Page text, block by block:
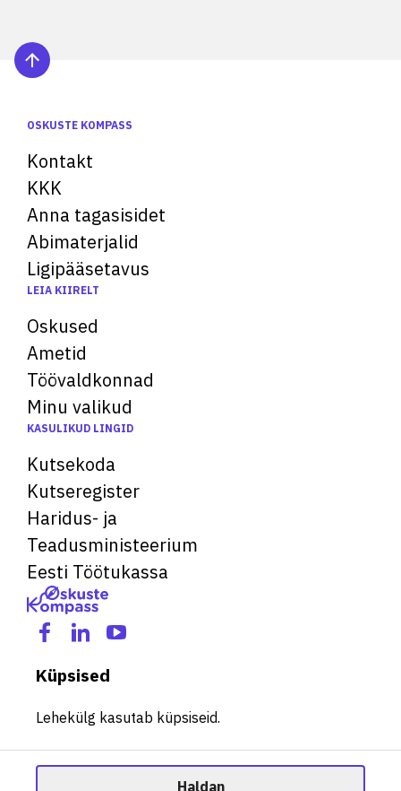
OSKUSTE KOMPASS
Kontakt
KKK
Anna tagasisidet
Abimaterjalid
Ligipääsetavus
LEIA KIIRELT
Oskused
Ametid
Töövaldkonnad
Minu valikud
KASULIKUD LINGID
Kutsekoda
Kutseregister
Haridus- ja
Teadusministeerium
Eesti Töötukassa
Küpsised
Lehekülg kasutab küpsiseid.
Haldan